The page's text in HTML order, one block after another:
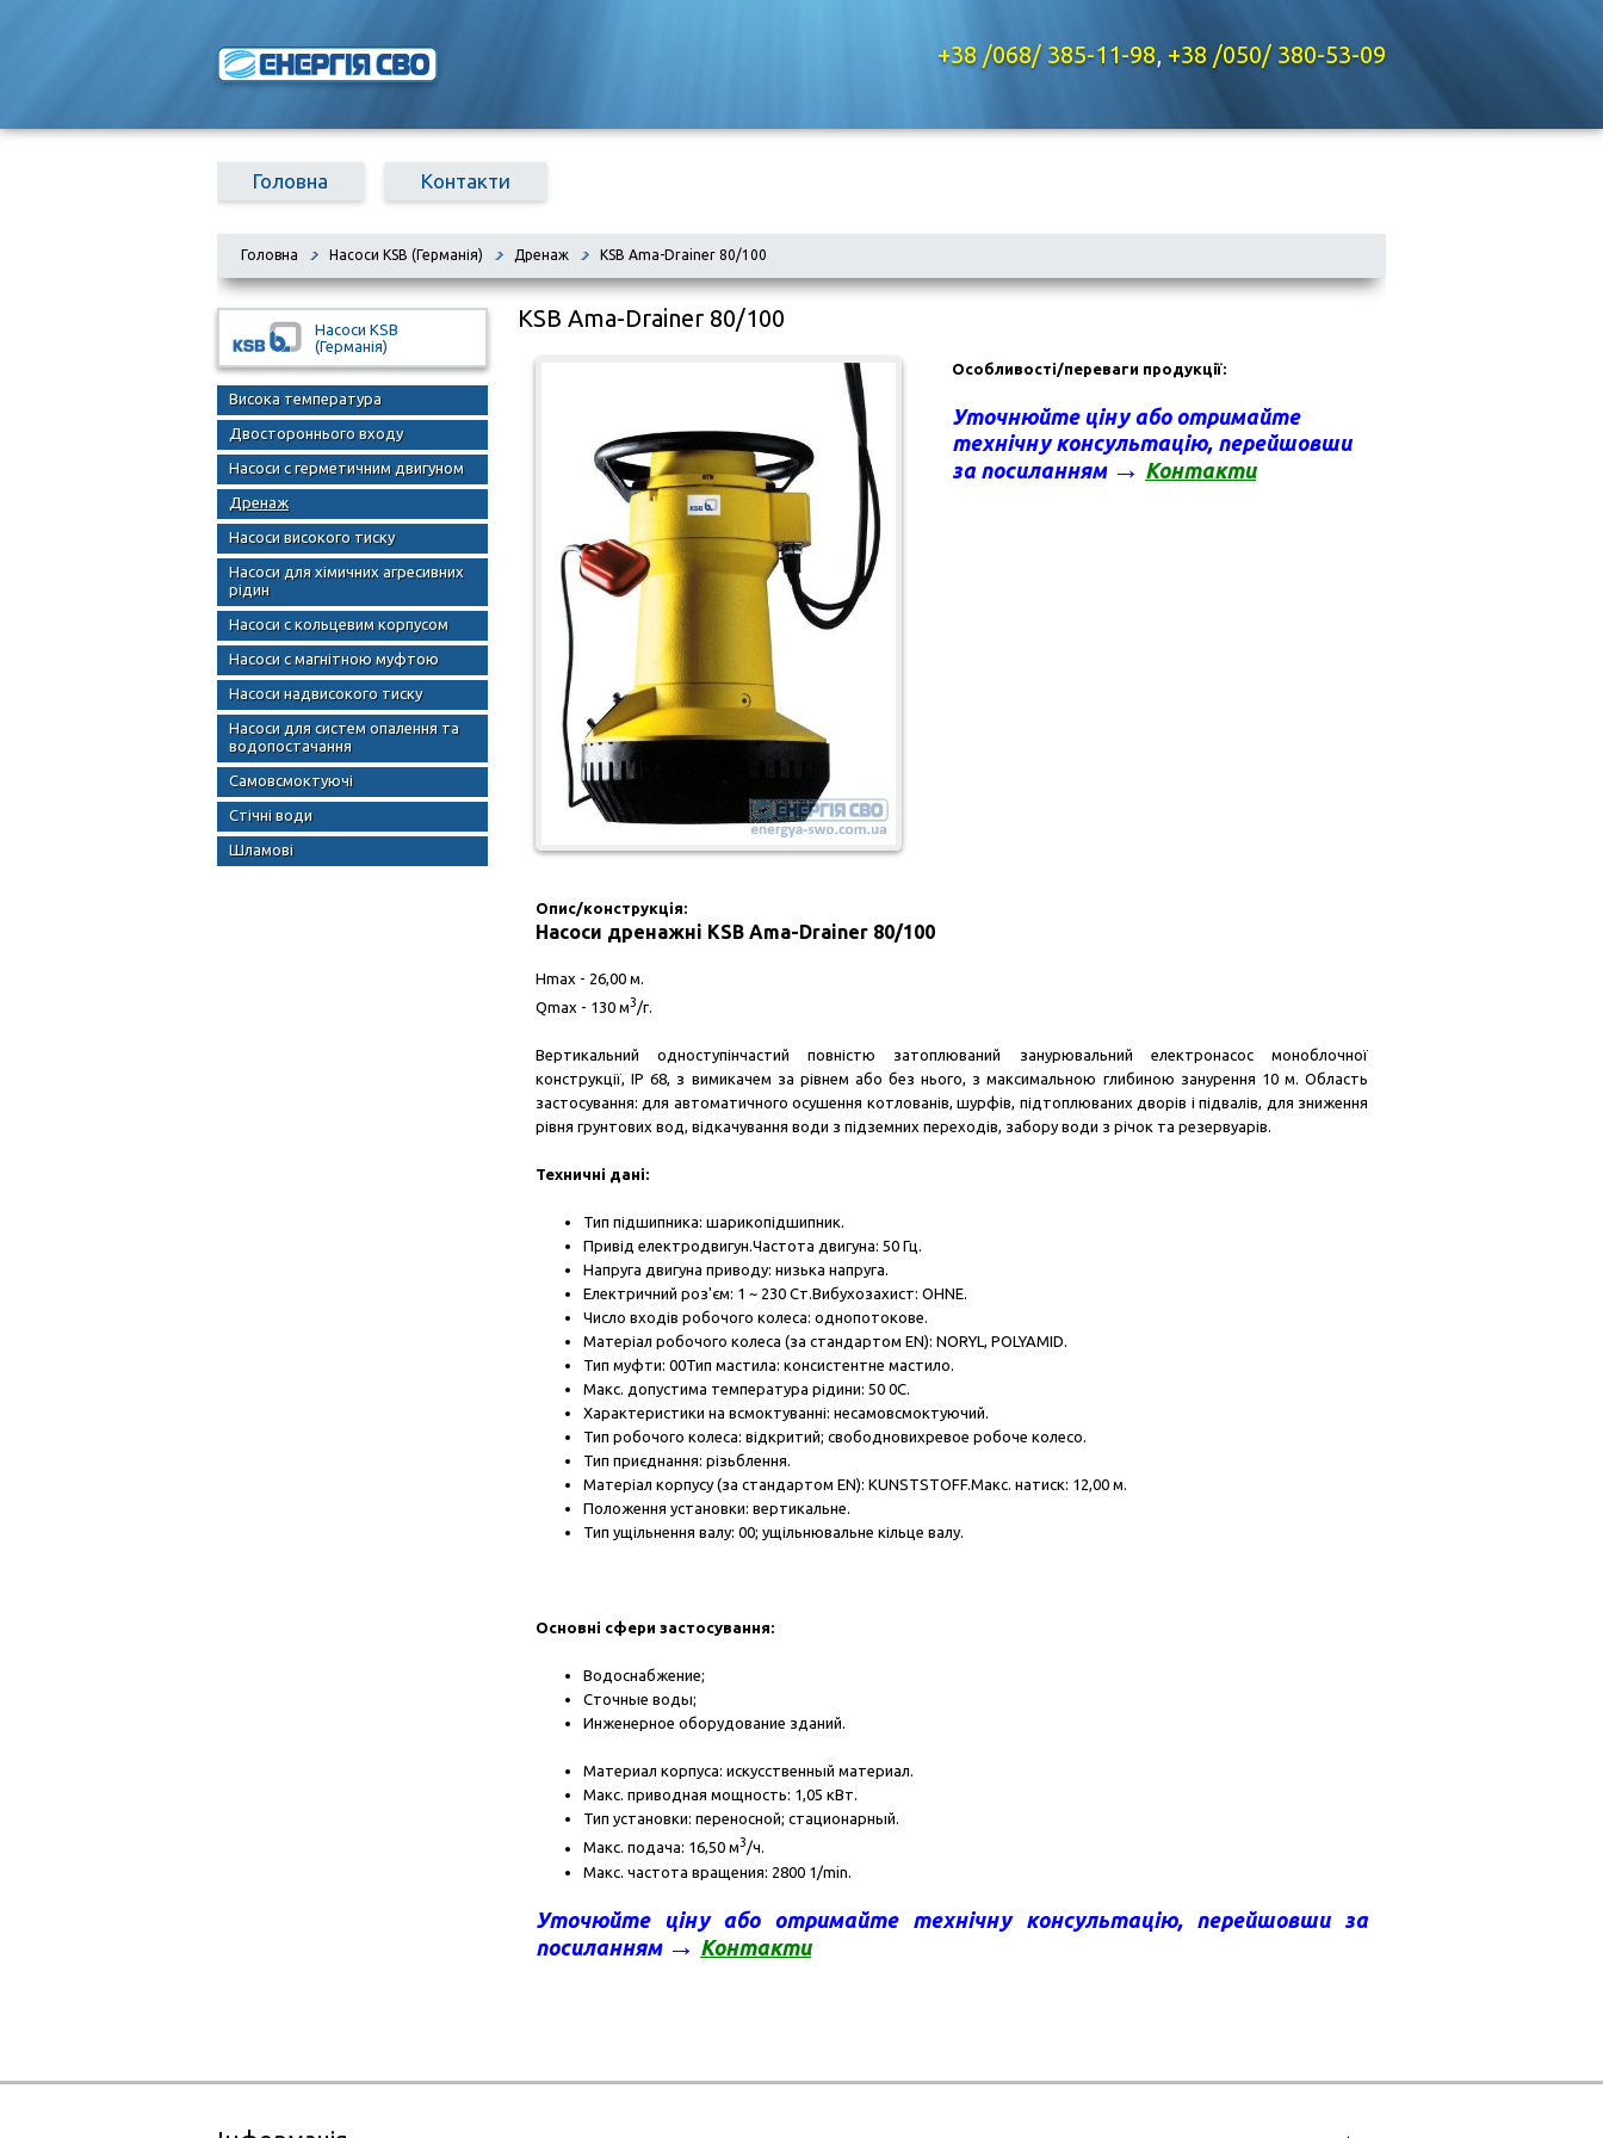
+38 /068/ 385-11-98, +38 /050/ 380-53-09
Головна Контакти
Головна Насоси KSB (Германія) Дренаж KSB Ama-Drainer 80/100
Насоси KSB
(Германія)
Висока температура
Двостороннього входу
Насоси с герметичним двигуном
Дренаж
Насоси високого тиску
Насоси для хімичних агресивних
рідин
Насоси с кольцевим корпусом
Насоси с магнітною муфтою
Насоси надвисокого тиску
Насоси для систем опалення та
водопостачання
Самовсмоктуючі
Стічні води
Шламові
KSB Ama-Drainer 80/100
Особливості/переваги продукції:
Уточнюйте ціну або отримайте
технічну консультацію, перейшовши
за посиланням → Контакти
Опис/конструкція:
Насоси дренажні KSB Ama-Drainer 80/100
Hmax - 26,00 м.
Qmax - 130 м3/г.
Вертикальний одноступінчастий повністю затоплюваний занурювальний електронасос моноблочної
конструкції, IP 68, з вимикачем за рівнем або без нього, з максимальною глибиною занурення 10 м. Область
застосування: для автоматичного осушення котлованів, шурфів, підтоплюваних дворів і підвалів, для зниження
рівня грунтових вод, відкачування води з підземних переходів, забору води з річок та резервуарів.
Техничні дані:
Тип підшипника: шарикопідшипник.
Привід електродвигун.Частота двигуна: 50 Гц.
Напруга двигуна приводу: низька напруга.
Електричний роз'єм: 1 ~ 230 Ст.Вибухозахист: OHNE.
Число входів робочого колеса: однопотокове.
Матеріал робочого колеса (за стандартом EN): NORYL, POLYAMID.
Тип муфти: 00Тип мастила: консистентне мастило.
Макс. допустима температура рідини: 50 0С.
Характеристики на всмоктуванні: несамовсмоктуючий.
Тип робочого колеса: відкритий; свободновихревое робоче колесо.
Тип приєднання: різьблення.
Матеріал корпусу (за стандартом EN): KUNSTSTOFF.Макс. натиск: 12,00 м.
Положення установки: вертикальне.
Тип ущільнення валу: 00; ущільнювальне кільце валу.
Основні сфери застосування:
Водоснабжение;
Сточные воды;
Инженерное оборудование зданий.
Материал корпуса: искусственный материал.
Макс. приводная мощность: 1,05 кВт.
Тип установки: переносной; стационарный.
Макс. подача: 16,50 м3/ч.
Макс. частота вращения: 2800 1/min.
Уточюйте ціну або отримайте технічну консультацію, перейшовши за
посиланням → Контакти